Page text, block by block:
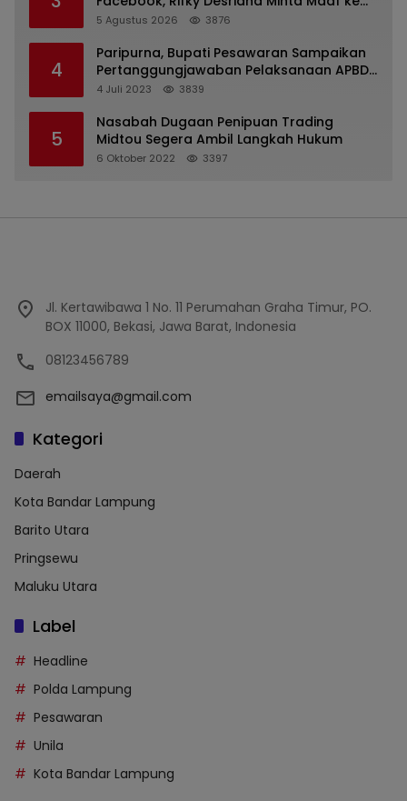
PDA dan Bupati Kubar
5 Agustus 2026 3876
4
Paripurna, Bupati Pesawaran Sampaikan
Pertanggungjawaban Pelaksanaan APBD
2022
4 Juli 2023 3839
5
Nasabah Dugaan Penipuan Trading
Midtou Segera Ambil Langkah Hukum
6 Oktober 2022 3397
Jl. Kertawibawa 1 No. 11 Perumahan Graha Timur, PO.
BOX 11000, Bekasi, Jawa Barat, Indonesia
08123456789
emailsaya@gmail.com
Kategori
Daerah
Kota Bandar Lampung
Barito Utara
Pringsewu
Maluku Utara
Label
Headline
Polda Lampung
Pesawaran
Unila
Kota Bandar Lampung